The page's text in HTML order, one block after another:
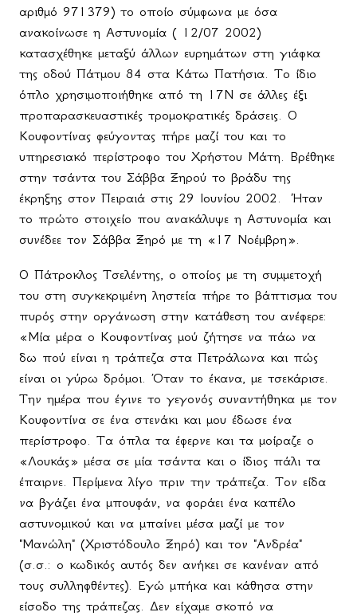
αριθμό 971379) το οποίο σύμφωνα με όσα
ανακοίνωσε η Αστυνομία ( 12/07 2002)
κατασχέθηκε μεταξύ άλλων ευρημάτων στη γιάφκα
της οδού Πάτμου 84 στα Κάτω Πατήσια. Το ίδιο
όπλο χρησιμοποιήθηκε από τη 17Ν σε άλλες έξι
προπαρασκευαστικές τρομοκρατικές δράσεις. Ο
Κουφοντίνας φεύγοντας πήρε μαζί του και το
υπηρεσιακό περίστροφο του Χρήστου Μάτη. Βρέθηκε
στην τσάντα του Σάββα Ξηρού το βράδυ της
έκρηξης στον Πειραιά στις 29 Ιουνίου 2002.
Ήταν
το πρώτο στοιχείο που ανακάλυψε η Αστυνομία και
συνέδεε τον Σάββα Ξηρό με τη «17 Νοέμβρη».
Ο Πάτροκλος Τσελέντης, ο οποίος με τη συμμετοχή
του στη συγκεκριμένη ληστεία πήρε το βάπτισμα του
πυρός στην οργάνωση στην κατάθεση του ανέφερε:
«Μία μέρα ο Κουφοντίνας μού ζήτησε να πάω να
δω πού είναι η τράπεζα στα Πετράλωνα και πώς
είναι οι γύρω δρόμοι. Όταν το έκανα, με τσεκάρισε.
Την ημέρα που έγινε το γεγονός συναντήθηκα με τον
Κουφοντίνα σε ένα στενάκι και μου έδωσε ένα
περίστροφο. Τα όπλα τα έφερνε και τα μοίραζε ο
«Λουκάς» μέσα σε μία τσάντα και ο ίδιος πάλι τα
έπαιρνε. Περίμενα λίγο πριν την τράπεζα. Τον είδα
να βγάζει ένα μπουφάν, να φοράει ένα καπέλο
αστυνομικού και να μπαίνει μέσα μαζί με τον
"Μανώλη" (Χριστόδουλο Ξηρό) και τον "Ανδρέα"
(σ.σ.: ο κωδικός αυτός δεν ανήκει σε κανέναν από
τους συλληφθέντες). Εγώ μπήκα και κάθησα στην
είσοδο της τράπεζας. Δεν είχαμε σκοπό να